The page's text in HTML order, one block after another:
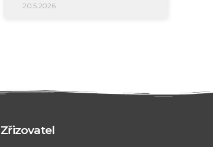
20.5.2026
Zřizovatel